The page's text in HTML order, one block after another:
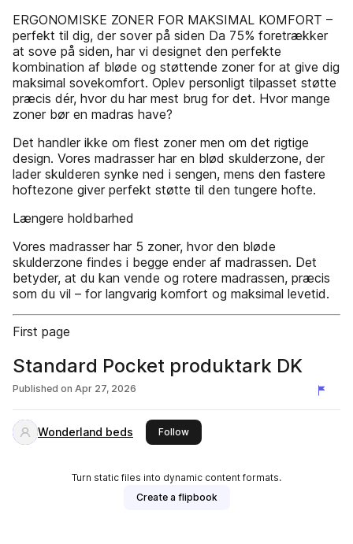
ERGONOMISKE ZONER FOR MAKSIMAL KOMFORT –
perfekt til dig, der sover på siden Da 75% foretrækker
at sove på siden, har vi designet den perfekte
kombination af bløde og støttende zoner for at give dig
maksimal sovekomfort. Oplev personligt tilpasset støtte
præcis dér, hvor du har mest brug for det. Hvor mange
zoner bør en madras have?
Det handler ikke om flest zoner men om det rigtige
design. Vores madrasser har en blød skulderzone, der
lader skulderen synke ned i sengen, mens den fastere
hoftezone giver perfekt støtte til den tungere hofte.
Længere holdbarhed
Vores madrasser har 5 zoner, hvor den bløde
skulderzone findes i begge ender af madrassen. Det
betyder, at du kan vende og rotere madrassen, præcis
som du vil – for langvarig komfort og maksimal levetid.
First page
Standard Pocket produktark DK
Published on Apr 27, 2026
Wonderland beds Followthis publisher
Turn static files into dynamic content formats.
Create a flipbook